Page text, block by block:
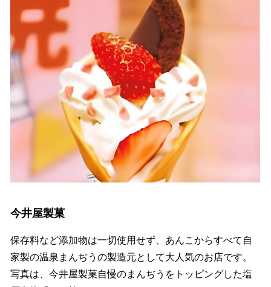
今井屋製菓
保存料など添加物は一切使用せず、あんこからすべて自
家製の温泉まんぢうの製造元として大人気のお店です。
写真は、今井屋製菓自慢のまんぢうをトッピングした塩